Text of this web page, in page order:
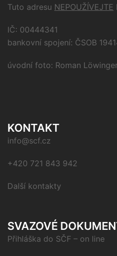
Tuto adresu NEPOUŽÍVEJTE
IČ: 00444341
bankovní spojení: ČSOB
úvodní foto: Roman
KONTAKT
info@scf.cz
+420 721 843 942
Další kontakty
SVAZOVÉ
Přihláška do SČF – on line